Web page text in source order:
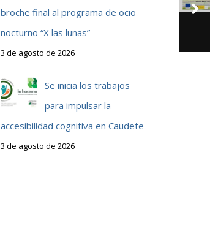
broche final al programa de ocio
nocturno “X las lunas”
3 de agosto de 2026
Se inicia los trabajos
para impulsar la
accesibilidad cognitiva en Caudete
3 de agosto de 2026